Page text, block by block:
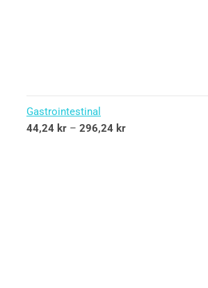
Gastrointestinal
44,24 kr – 296,24 kr